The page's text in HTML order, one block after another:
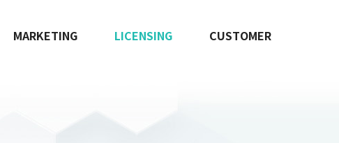
MARKETING LICENSING CUSTOMER